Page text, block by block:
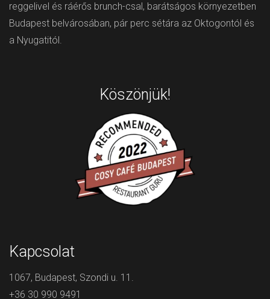
reggelivel és ráérős brunch-csal, barátságos környezetben
Budapest belvárosában, pár perc sétára az Oktogontól és
a Nyugatitól.
Köszönjük!
Kapcsolat
1067, Budapest, Szondi u. 11.
+36 30 990 9491